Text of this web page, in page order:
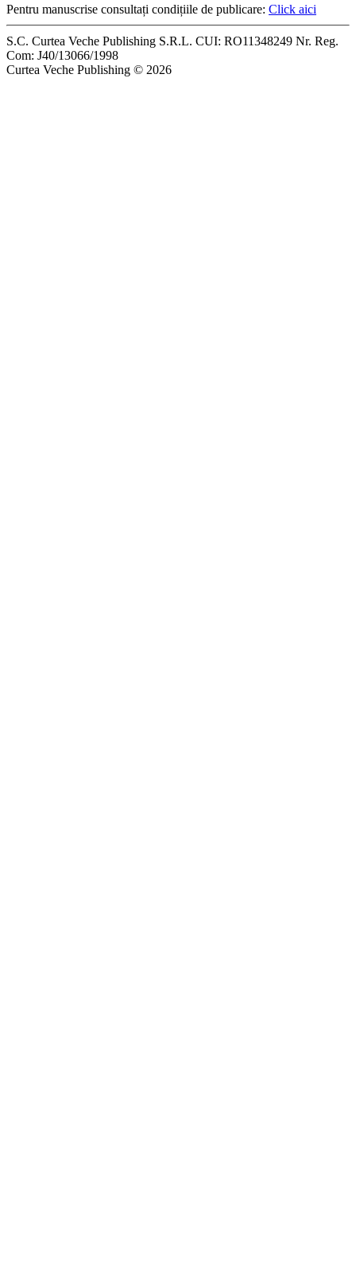
Pentru manuscrise consultați condițiile de publicare: Click aici
S.C. Curtea Veche Publishing S.R.L. CUI: RO11348249 Nr. Reg.
Com: J40/13066/1998
Curtea Veche Publishing © 2026